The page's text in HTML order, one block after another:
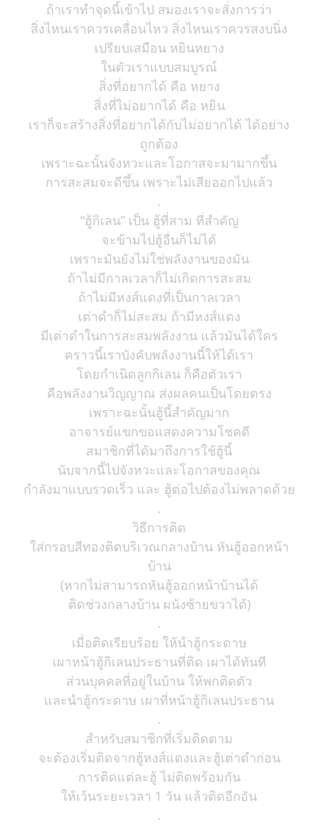
ถ้าเราทำจุดนี้เข้าไป สมองเราจะสั่งการว่า
สิ่งไหนเราควรเคลื่อนไหว สิ่งไหนเราควรสงบนิ่ง
เปรียบเสมือน หยินหยาง
ในตัวเราแบบสมบูรณ์
สิ่งที่อยากได้ คือ หยาง
สิ่งที่ไม่อยากได้ คือ หยิน
เราก็จะสร้างสิ่งที่อยากได้กับไม่อยากได้ ได้อย่าง
ถูกต้อง
เพราะฉะนั้นจังหวะและโอกาสจะมามากขึ้น
การสะสมจะดีขึ้น เพราะไม่เสียออกไปแล้ว
.
“ฮู้กิเลน” เป็น ฮู้ที่สาม ที่สำคัญ
จะข้ามไปฮู้อื่นก็ไม่ได้
เพราะมันยังไม่ใช่พลังงานของมัน
ถ้าไม่มีกาลเวลาก็ไม่เกิดการสะสม
ถ้าไม่มีหงส์แดงที่เป็นกาลเวลา
เต่าดำก็ไม่สะสม ถ้ามีหงส์แดง
มีเต่าดำในการสะสมพลังงาน แล้วมันได้ใคร
คราวนี้เราบังคับพลังงานนี้ให้ได้เรา
โดยกำเนิดลูกกิเลน ก็คือตัวเรา
คือพลังงานวิญญาณ ส่งผลคนเป็นโดยตรง
เพราะฉะนั้นฮู้นี้สำคัญมาก
อาจารย์แขกขอแสดงความโชคดี
สมาชิกที่ได้มาถึงการใช้ฮู้นี้
นับจากนี้ไปจังหวะและโอกาสของคุณ
กำลังมาแบบรวดเร็ว และ ฮู้ต่อไปต้องไม่พลาดด้วย
.
วิธีการติด
ใส่กรอบสีทองติดบริเวณกลางบ้าน หันฮู้ออกหน้า
บ้าน
(หากไม่สามารถหันฮู้ออกหน้าบ้านได้
ติดช่วงกลางบ้าน ผนังซ้ายขวาได้)
.
เมื่อติดเรียบร้อย ให้นำฮู้กระดาษ
เผาหน้าฮู้กิเลนประธานที่ติด เผาได้ทันที
ส่วนบุคคลที่อยู่ในบ้าน ให้พกติดตัว
และนำฮู้กระดาษ เผาที่หน้าฮู้กิเลนประธาน
.
สำหรับสมาชิกที่เริ่มติดตาม
จะต้องเริ่มติดจากฮู้หงส์แดงและฮู้เต่าดำก่อน
การติดแต่ละฮู้ ไม่ติดพร้อมกัน
ให้เว้นระยะเวลา 1 วัน แล้วติดอีกอัน
.